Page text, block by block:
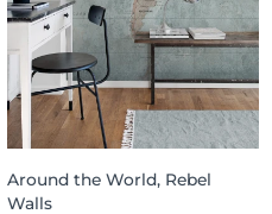
Around the World, Rebel
Walls